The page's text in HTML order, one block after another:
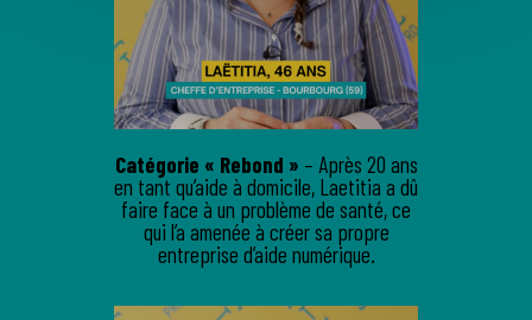
Catégorie « Rebond » – Après 20 ans
en tant qu’aide à domicile, Laetitia a dû
faire face à un problème de santé, ce
qui l’a amenée à créer sa propre
entreprise d’aide numérique.